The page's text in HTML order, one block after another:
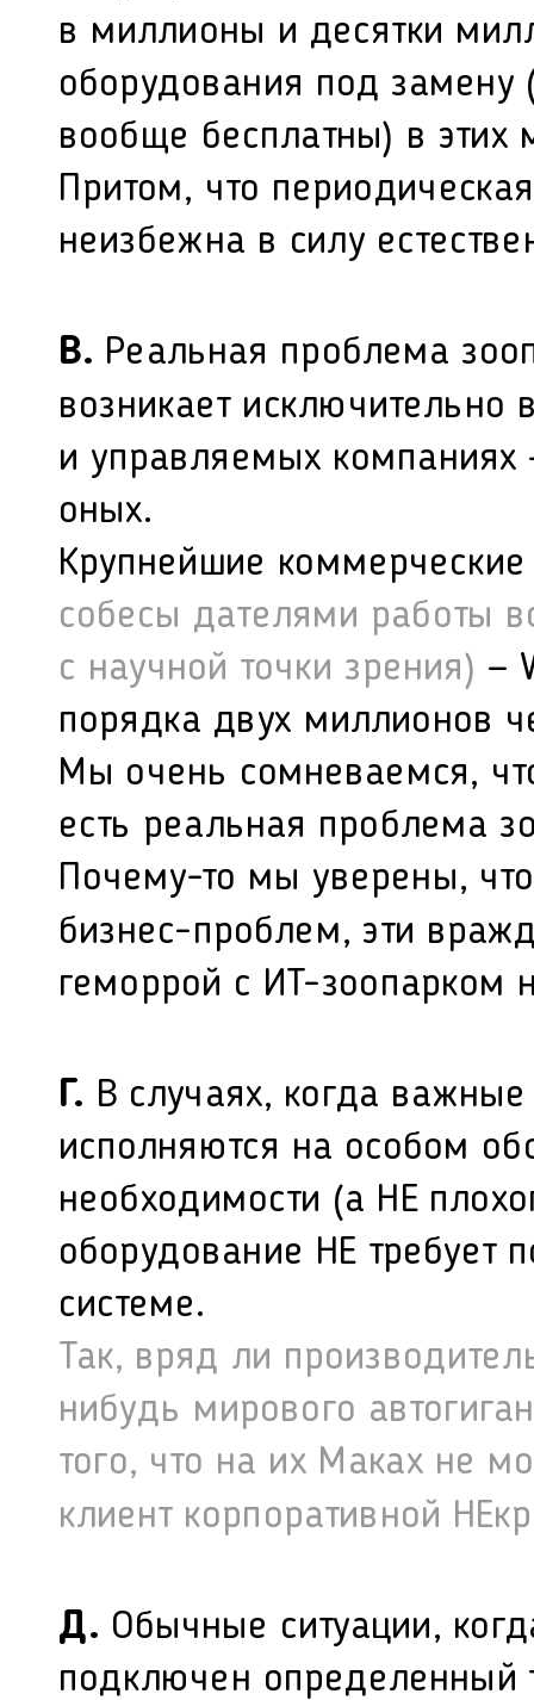
в миллионы и десятки
оборудования под замену
вообще бесплатны) в этих
Притом, что
неизбежна в силу
В. Реальная проблема
возникает исключительно
и управляемых компаниях
оных.
Крупнейшие
собесы дателями работы
с научной точки зрения) —
порядка двух миллионов
Мы очень сомневаемся,
есть реальная проблема
Почему-то мы уверены,
бизнес-проблем, эти
геморрой с ИТ-зоопарком
Г. В случаях, когда
исполняются на особом
необходимости (а НЕ
оборудование НЕ требует
системе.
Так, вряд ли
нибудь мирового
того, что на их Маках не
клиент корпоративной
Д. Обычные ситуации,
подключен определенный